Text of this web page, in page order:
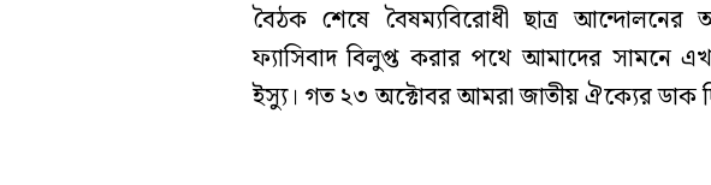
বৈঠক শেষে বৈষম্যবিরোধী ছাত্র আন্দোলনের
ফ্যাসিবাদ বিলুপ্ত করার পথে আমাদের সামনে
ইস্যু। গত ২৩ অক্টোবর আমরা জাতীয় ঐক্যের ডাক